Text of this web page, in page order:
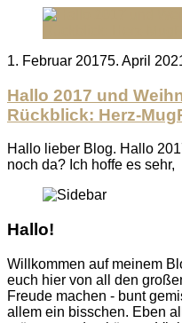
Posted
1. Februar 20175. April
Hallo 2017 und
Rückblick: Herz-
Hallo lieber Blog. Hallo
noch da? Ich hoffe es sehr,
Hallo!
Willkommen auf meinem
euch hier von all den
Freude machen - bunt
allem ein bisschen. Eben